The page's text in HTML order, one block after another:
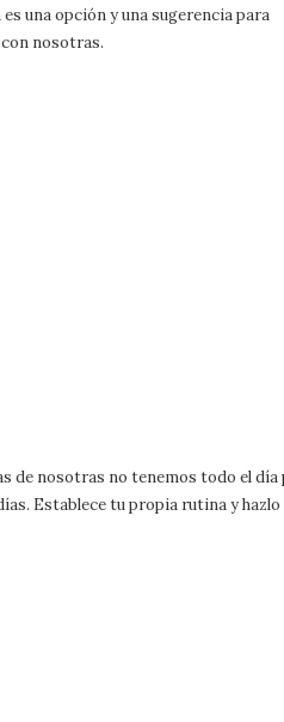
una opción y una sugerencia para
nosotras.
de nosotras no tenemos todo el día
Establece tu propia rutina y hazlo